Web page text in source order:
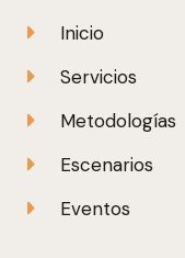
Inicio
Servicios
Metodologías
Escenarios
Eventos